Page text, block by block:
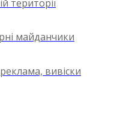
території
майданчики
вивіски